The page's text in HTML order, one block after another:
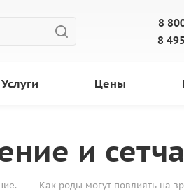
8
8
Услуги Цены
и
— Как роды могут повлиять на